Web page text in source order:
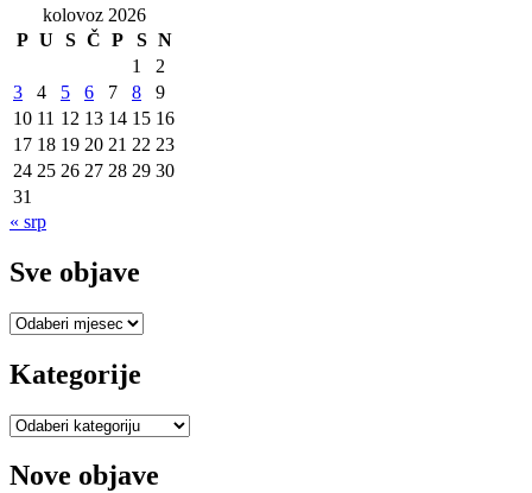
kolovoz 2026
P U S Č P S N
1
2
3
4 5 6 7 8
9
10 11 12 13 14 15 16
17 18 19 20 21 22 23
24 25 26 27 28 29 30
31
« srp
Sve objave
Sve
Kategorije
Kategorije
Nove objave